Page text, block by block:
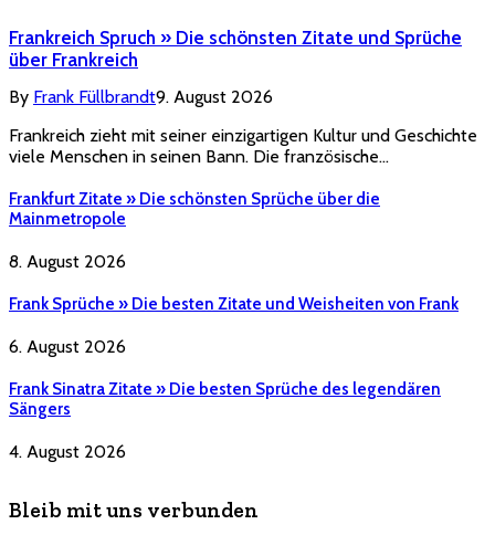
Frankreich Spruch » Die schönsten Zitate und Sprüche
über Frankreich
By Frank Füllbrandt9. August 2026
Frankreich zieht mit seiner einzigartigen Kultur und Geschichte
viele Menschen in seinen Bann. Die französische…
Frankfurt Zitate » Die schönsten Sprüche über die
Mainmetropole
8. August 2026
Frank Sprüche » Die besten Zitate und Weisheiten von Frank
6. August 2026
Frank Sinatra Zitate » Die besten Sprüche des legendären
Sängers
4. August 2026
Bleib mit uns verbunden